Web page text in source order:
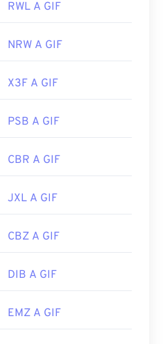
RWL A GIF
NRW A GIF
X3F A GIF
PSB A GIF
CBR A GIF
JXL A GIF
CBZ A GIF
DIB A GIF
EMZ A GIF